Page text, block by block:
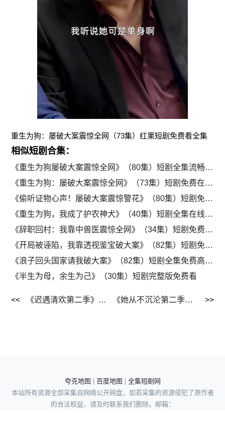
重生为狗：屡破大案震惊全网（73集）红果短剧免费看全集
相似短剧合集：
《重生为狗屡破大案震惊全网》（80集）短剧全集流畅免费看
《重生为狗：屡破大案震惊全网》（73集）短剧免费在线观看全集
《偷听证物心声！屡破大案震惊警花》（80集）短剧免费流畅播放
《重生为狗，我成了护农神犬》（40集）短剧全集在线免费看
《辞职回村：我靠中兽医震惊全网》（34集）短剧免费观看全集资源
《开局被诬陷，我靠透视鉴宝破大案》（82集）短剧免费看完整版剧情
《浪子回头国家请我破大案》（82集）短剧全集免费高清追剧神器
《半生为母，余生为己》（30集）短剧完整版免费看
《迟遇清欢第二季》（41集）短剧全集流畅免费观看 《她从不沉沦第二季》（55集）短剧全集在线免费赏
夸克地图 百度地图
全集短剧网
本站所有资源全部采集自网络公开网盘，如若采集的资源侵犯了原作者
的合法权益，请及时联系我们删除。邮箱：